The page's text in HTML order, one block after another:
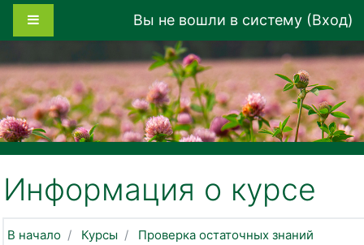
Перейти к основному содержанию
Вы не вошли в систему (Вход)
Информация о курсе
В начало Курсы
Проверка остаточных знаний